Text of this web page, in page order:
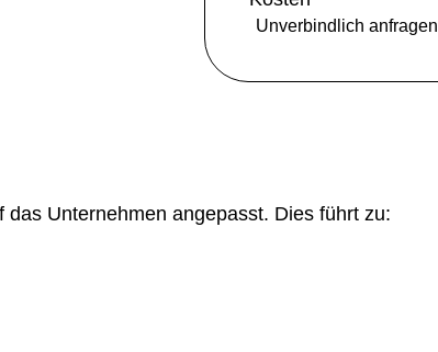
Unverbindlich anfragen
Unternehmen angepasst. Dies führt zu: